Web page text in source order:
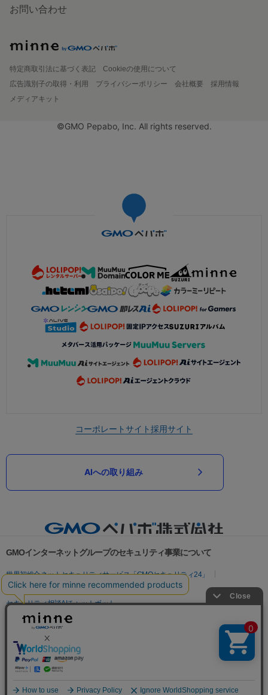
お問い合わせ
特定商取引法に基づく表記
Cookieの使用について
広告識別子の取得・利用
プライバシーポリシー 会社概要
採用情報
メディアキット
©GMO Pepabo, Inc. All rights reserved.
コーポレートサイト採用サイト
AIへの取り組み
GMOインターネットグループのセキュリティ事業について
世界初総合ネットセキュリティサービス「GMOセキュリティ24」
パスワード漏洩診断
Webサイトリスク診断
セキュリティ相談AIチャットボット
実在証明・盗聴対策
サイバー攻撃対策（GMO Flatt Security）
セキュリティ事業の軌跡